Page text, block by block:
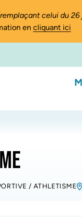
celui du
en cliquant ici
/ ATHLETISME